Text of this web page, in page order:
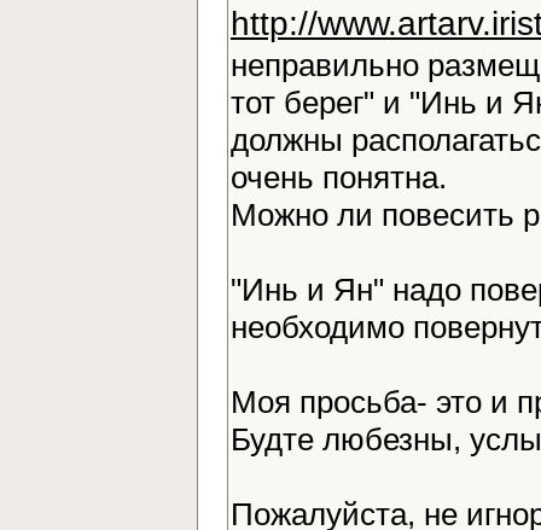
http://
неправильно
тот берег" и "Инь и
должны
очень понятна.
Можно ли повесить
"Инь и Ян" надо
необходимо
Моя просьба- это и
Будте любезны,
Пожалуйста, не